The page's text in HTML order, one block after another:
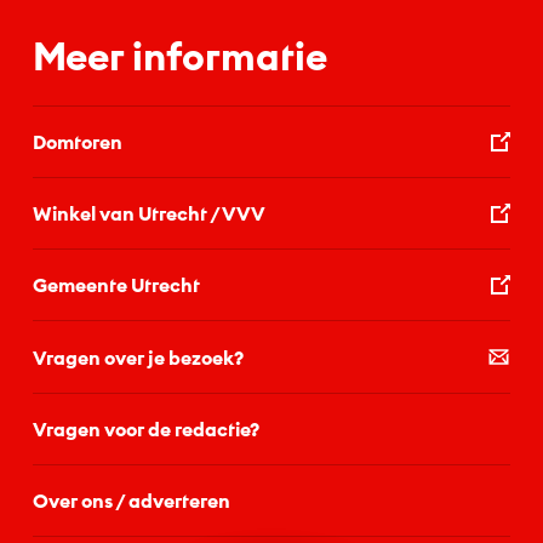
Meer informatie
Domtoren
Winkel van Utrecht / VVV
Gemeente Utrecht
Vragen over je bezoek?
Vragen voor de redactie?
Over ons / adverteren